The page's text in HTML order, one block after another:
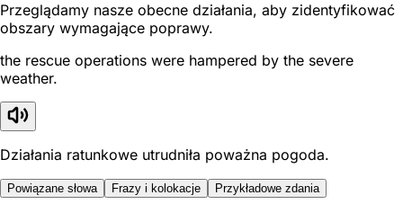
Przeglądamy nasze obecne działania, aby zidentyfikować
obszary wymagające poprawy.
the rescue operations were hampered by the severe
weather.
Działania ratunkowe utrudniła poważna pogoda.
Powiązane słowa Frazy i kolokacje Przykładowe zdania